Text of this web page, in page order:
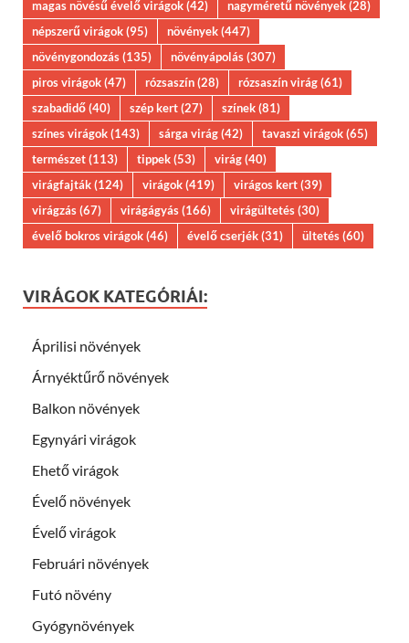
magas növésű évelő virágok(42) nagyméretű növények(28)
népszerű virágok(95) növények(447)
növénygondozás(135) növényápolás(307)
piros virágok(47) rózsaszín(28) rózsaszín virág(61)
szabadidő(40) szép kert(27) színek(81)
színes virágok(143) sárga virág(42) tavaszi virágok(65)
természet(113) tippek(53) virág(40)
virágfajták(124) virágok(419) virágos kert(39)
virágzás(67) virágágyás(166) virágültetés(30)
évelő bokros virágok(46) évelő cserjék(31) ültetés(60)
VIRÁGOK KATEGÓRIÁI:
Áprilisi növények
Árnyéktűrő növények
Balkon növények
Egynyári virágok
Ehető virágok
Évelő növények
Évelő virágok
Februári növények
Futó növény
Gyógynövények